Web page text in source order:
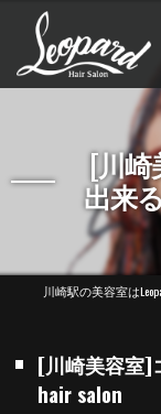
[川崎
出来
[川崎美容室]
hair salon